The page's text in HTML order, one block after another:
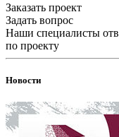
Заказать проект
Задать вопрос
Наши специалисты
по проекту
Новости